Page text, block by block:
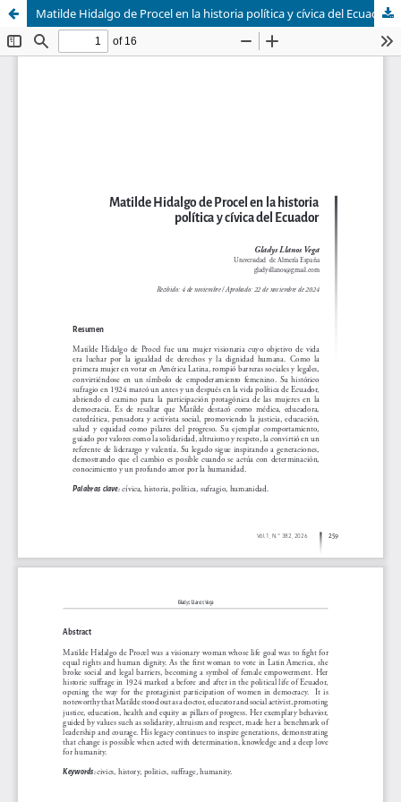
Matilde Hidalgo de Procel en la historia política y cívica del Ecuador